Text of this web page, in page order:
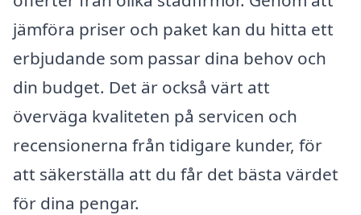
jämföra priser och paket kan du hitta ett
erbjudande som passar dina behov och
din budget. Det är också värt att
överväga kvaliteten på servicen och
recensionerna från tidigare kunder, för
att säkerställa att du får det bästa värdet
för dina pengar.